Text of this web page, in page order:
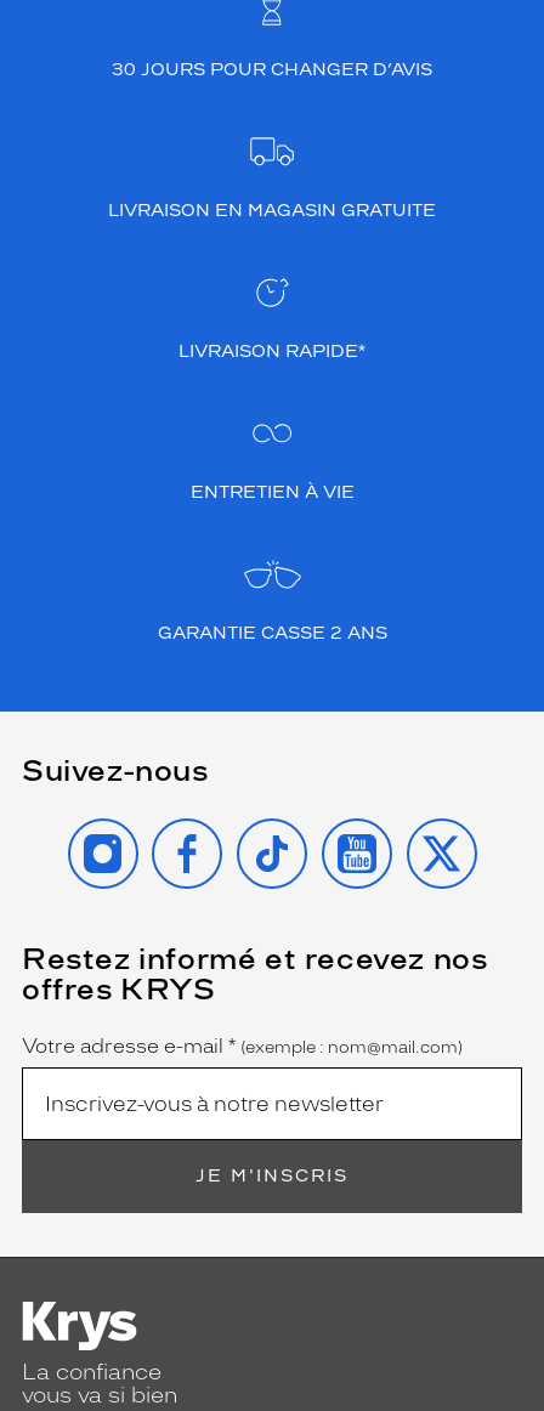
30 JOURS POUR CHANGER D’AVIS
LIVRAISON EN MAGASIN GRATUITE
LIVRAISON RAPIDE*
ENTRETIEN À VIE
GARANTIE CASSE 2 ANS
Suivez-nous
INSTAGRAMFACEBOOK
TIKTOK YOUTUBE
X
Restez informé et recevez nos
offres KRYS
Name
Votre adresse e-mail *
(Ce
champ
est
(exemple : nom@mail.com)
JE M'INSCRIS
La confiance
vous va si bien